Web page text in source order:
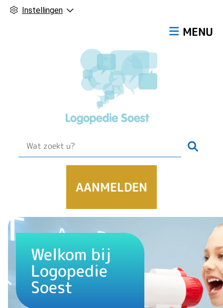
Instellingen
MENU
AANMELDEN
Welkom bij
Logopedie
Soest